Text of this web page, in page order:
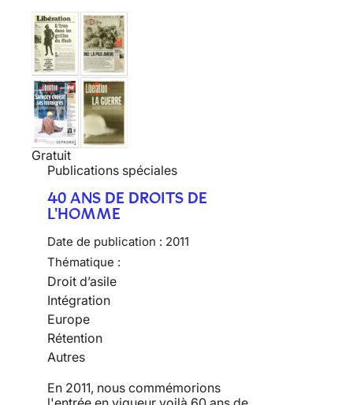
Gratuit
Publications spéciales
40 ANS DE DROITS DE
L'HOMME
Date de publication : 2011
Thématique :
Droit d’asile
Intégration
Europe
Rétention
Autres
En 2011, nous commémorions